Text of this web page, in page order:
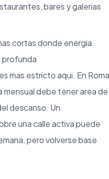
bares y galerias
cortas donde energia
profunda
mas estricto aqui. En Roma
mensual debe tener area de
descanso. Un
una calle activa puede
pero volverse base